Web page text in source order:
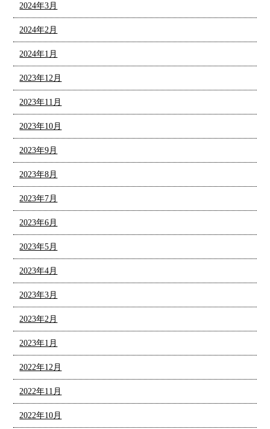
2024年3月
2024年2月
2024年1月
2023年12月
2023年11月
2023年10月
2023年9月
2023年8月
2023年7月
2023年6月
2023年5月
2023年4月
2023年3月
2023年2月
2023年1月
2022年12月
2022年11月
2022年10月